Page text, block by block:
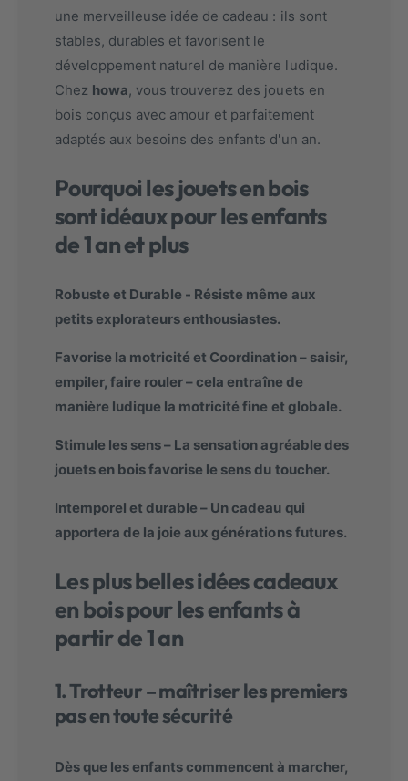
une merveilleuse idée de cadeau : ils sont
stables, durables et favorisent le
développement naturel de manière ludique.
Chez howa, vous trouverez des jouets en
bois conçus avec amour et parfaitement
adaptés aux besoins des enfants d'un an.
Pourquoi les jouets en bois
sont idéaux pour les enfants
de 1 an et plus
Robuste et Durable - Résiste même aux
petits explorateurs enthousiastes.
Favorise la motricité et Coordination – saisir,
empiler, faire rouler – cela entraîne de
manière ludique la motricité fine et globale.
Stimule les sens– La sensation agréable des
jouets en bois favorise le sens du toucher.
Intemporel et durable – Un cadeau qui
apportera de la joie aux générations futures.
Les plus belles idées cadeaux
en bois pour les enfants à
partir de 1 an
1. Trotteur – maîtriser les premiers
pas en toute sécurité
Dès que les enfants commencent à marcher,